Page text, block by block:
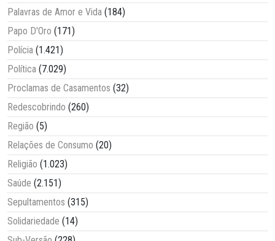
Palavras de Amor e Vida (184)
Papo D'Oro (171)
Polícia (1.421)
Política (7.029)
Proclamas de Casamentos (32)
Redescobrindo (260)
Região (5)
Relações de Consumo (20)
Religião (1.023)
Saúde (2.151)
Sepultamentos (315)
Solidariedade (14)